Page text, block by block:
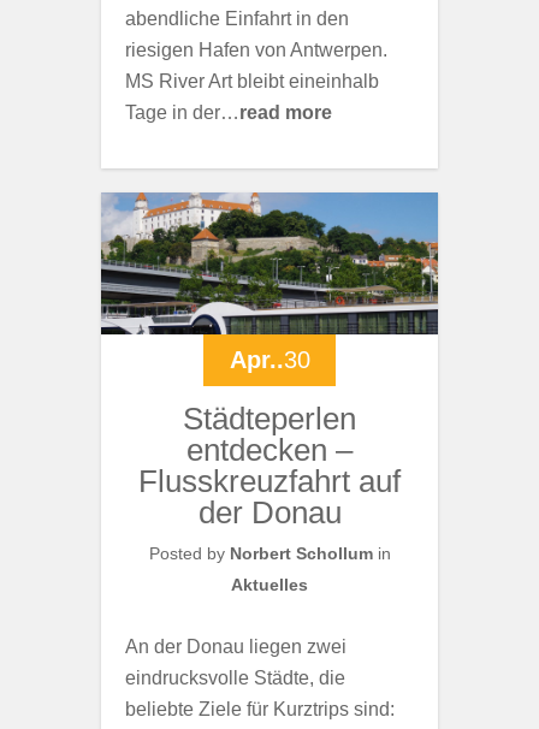
abendliche Einfahrt in den
riesigen Hafen von Antwerpen.
MS River Art bleibt eineinhalb
Tage in der…read more
Apr..30
Städteperlen
entdecken –
Flusskreuzfahrt auf
der Donau
Posted by Norbert Schollumin
Aktuelles
An der Donau liegen zwei
eindrucksvolle Städte, die
beliebte Ziele für Kurztrips sind: